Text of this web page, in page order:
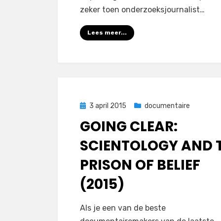
zeker toen onderzoeksjournalist…
Lees meer...
Geplaatst
3 april 2015 documentaire
GOING CLEAR:
SCIENTOLOGY AND
PRISON OF BELIEF
(2015)
doorFilmofiel.nl
Laat een reactie achter
Going
Als je een van de beste